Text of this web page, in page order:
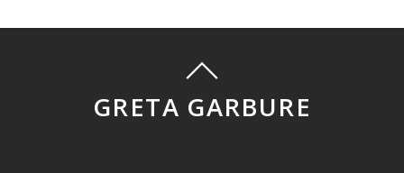
GRETA GARBURE